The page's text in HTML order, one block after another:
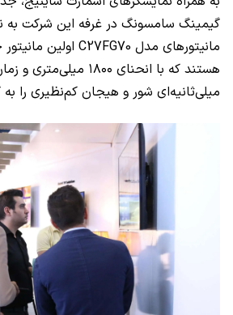
گیمینگ سامسونگ در غرفه این شرکت به
مانیتورهای مدل C27FG70 اولین
میلی‌ثانیه‌ای شور و هیجان کم‌نظیری را